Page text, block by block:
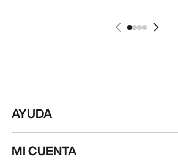
AYUDA
MI CUENTA